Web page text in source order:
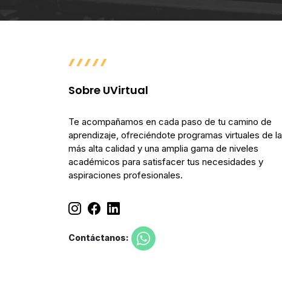
Sobre UVirtual
Te acompañamos en cada paso de tu camino de
aprendizaje, ofreciéndote programas virtuales de la
más alta calidad y una amplia gama de niveles
académicos para satisfacer tus necesidades y
aspiraciones profesionales.
Contáctanos: